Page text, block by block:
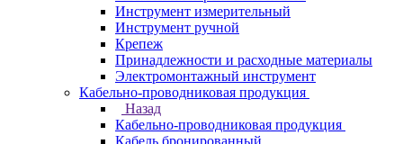
Инструмент измерительный
Инструмент ручной
Крепеж
Принадлежности и расходные материалы
Электромонтажный инструмент
Кабельно-проводниковая продукция
Назад
Кабельно-проводниковая продукция
Кабель бронированный